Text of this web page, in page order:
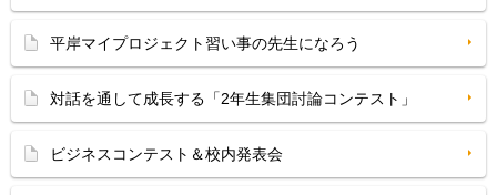
平岸マイプロジェクト習い事の先生になろう
対話を通して成長する「2年生集団討論コンテスト」
ビジネスコンテスト＆校内発表会